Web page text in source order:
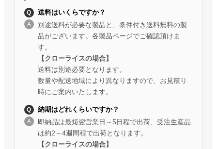
送料はいくらですか？
別途送料が必要な製品と、条件付き送料無料の製
品がございます。各製品ページでご確認頂けま
す。
【クローライスの場合】
送料は別途必要となります。
数量や配送地域により異なりますので、お見積り
時にご案内いたします。
納期はどれくらいですか？
即納品は最短翌営業日～5日程で出荷、受注生産品
は約2～4週間程で出荷となります。
【クローライスの場合】